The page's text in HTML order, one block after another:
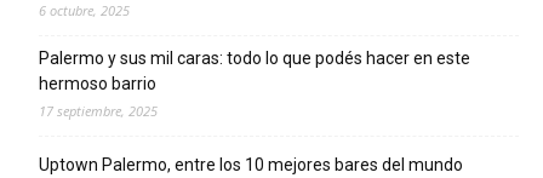
6 octubre, 2025
Palermo y sus mil caras: todo lo que podés hacer en este
hermoso barrio
17 septiembre, 2025
Uptown Palermo, entre los 10 mejores bares del mundo